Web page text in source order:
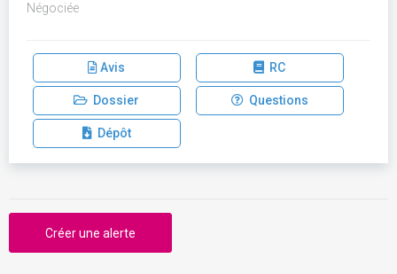
Négociée
Avis RC
Dossier Questions
Dépôt
Créer une alerte